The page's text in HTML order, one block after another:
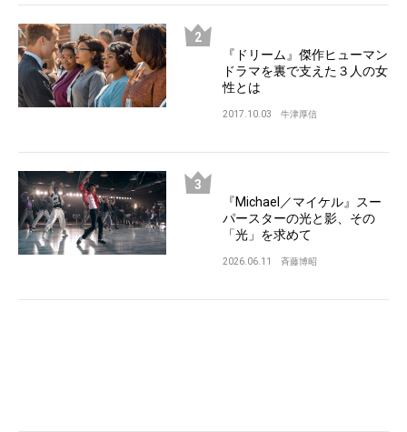
『ドリーム』傑作ヒューマン
ドラマを裏で支えた３人の女
性とは
2017.10.03 牛津厚信
『Michael／マイケル』スー
パースターの光と影、その
「光」を求めて
2026.06.11 斉藤博昭